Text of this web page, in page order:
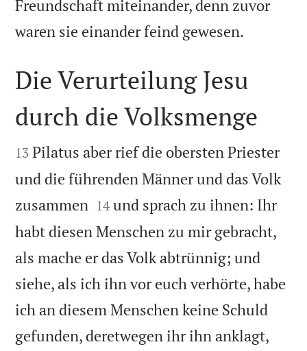
Freundschaft miteinander, denn zuvor
waren sie einander feind gewesen.

Die Verurteilung Jesu
durch die Volksmenge

13 Pilatus aber rief die obersten Priester
und die führenden Männer und das Volk
zusammen 

14 und sprach zu ihnen: Ihr
habt diesen Menschen zu mir gebracht,
als mache er das Volk abtrünnig; und
siehe, als ich ihn vor euch verhörte, habe
ich an diesem Menschen keine Schuld
gefunden, deretwegen ihr ihn anklagt,